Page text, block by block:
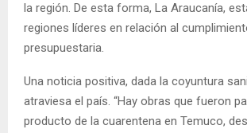
la región. De esta forma, La Araucanía,
regiones líderes en relación al
presupuestaria.
Una noticia positiva, dada la coyuntura
atraviesa el país. “Hay obras que fueron
producto de la cuarentena en Temuco,